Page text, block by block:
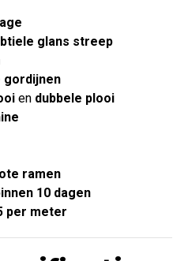
glans streep
gordijnen
en dubbele plooi
ramen
10 dagen
per meter